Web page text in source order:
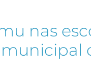
nas
municipal